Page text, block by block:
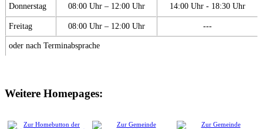
Donnerstag 08:00 Uhr – 12:00 Uhr 14:00 Uhr - 18:30 Uhr
Freitag 08:00 Uhr – 12:00 Uhr ---
oder nach Terminabsprache
Weitere Homepages: